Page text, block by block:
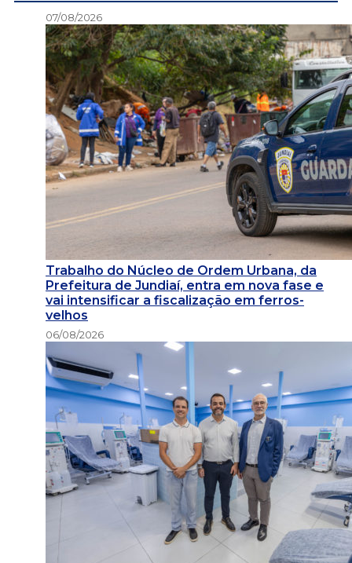
07/08/2026
Trabalho do Núcleo de Ordem Urbana, da
Prefeitura de Jundiaí, entra em nova fase e
vai intensificar a fiscalização em ferros-
velhos
06/08/2026